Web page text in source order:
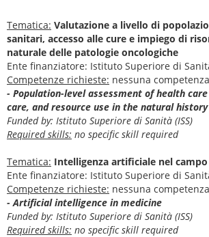
Tematica: Valutazione a livello di
sanitari, accesso alle cure e impiego di
naturale delle patologie oncologiche
Ente finanziatore: Istituto Superiore di
Competenze richieste: nessuna
- Population-level assessment of health
care, and resource use in the natural
Funded by: Istituto Superiore di Sanità (ISS)
Required skills: no specific skill required
Tematica: Intelligenza artificiale nel
Ente finanziatore: Istituto Superiore di
Competenze richieste: nessuna
- Artificial intelligence in medicine
Funded by: Istituto Superiore di Sanità (ISS)
Required skills: no specific skill required